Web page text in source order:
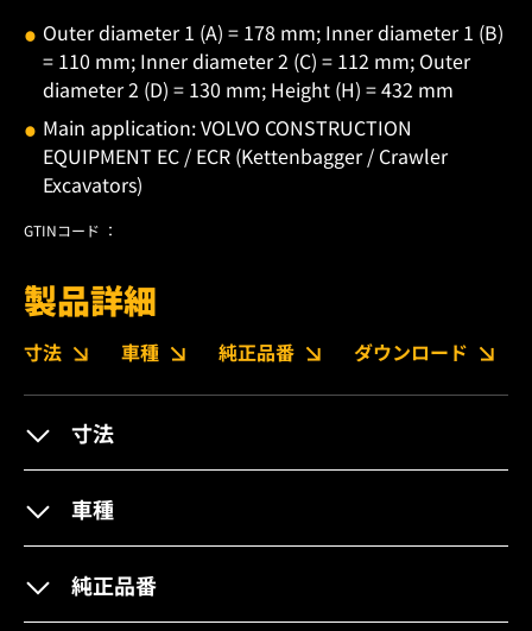
Outer diameter 1 (A) = 178 mm; Inner diameter 1 (B)
= 110 mm; Inner diameter 2 (C) = 112 mm; Outer
diameter 2 (D) = 130 mm; Height (H) = 432 mm
Main application: VOLVO CONSTRUCTION
EQUIPMENT EC / ECR (Kettenbagger / Crawler
Excavators)
GTINコード ：
製品詳細
寸法 車種 純正品番 ダウンロード
寸法
車種
純正品番